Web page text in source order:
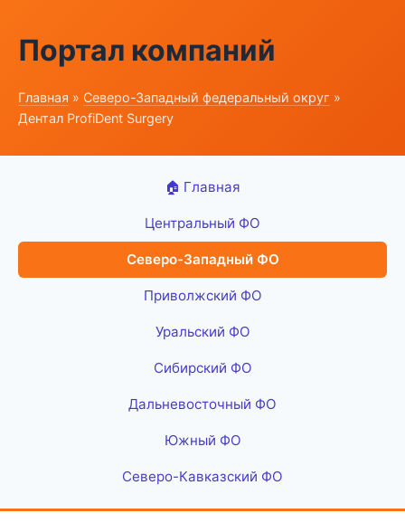
Портал компаний
Главная » Северо-Западный федеральный округ »
Дентал ProfiDent Surgery
🏠 Главная
Центральный ФО
Северо-Западный ФО
Приволжский ФО
Уральский ФО
Сибирский ФО
Дальневосточный ФО
Южный ФО
Северо-Кавказский ФО